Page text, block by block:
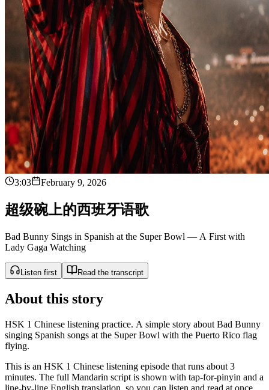
3:03 February 9, 2026
超级碗上的西班牙语歌
Bad Bunny Sings in Spanish at the Super Bowl — A First with
Lady Gaga Watching
Listen first Read the transcript
About this story
HSK 1 Chinese listening practice. A simple story about Bad Bunny
singing Spanish songs at the Super Bowl with the Puerto Rico flag
flying.
This is an HSK 1 Chinese listening episode that runs about 3
minutes. The full Mandarin script is shown with tap-for-pinyin and a
line-by-line English translation, so you can listen and read at once